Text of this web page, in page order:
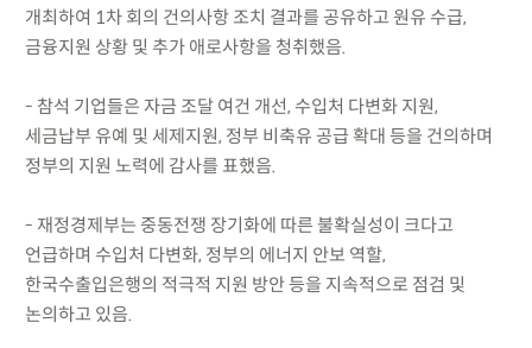
개최하여 1차 회의 건의사항 조치 결과를 공유하고 원유 수급,
금융지원 상황 및 추가 애로사항을 청취했음.
- 참석 기업들은 자금 조달 여건 개선, 수입처 다변화 지원,
세금납부 유예 및 세제지원, 정부 비축유 공급 확대 등을 건의하며
정부의 지원 노력에 감사를 표했음.
- 재정경제부는 중동전쟁 장기화에 따른 불확실성이 크다고
언급하며 수입처 다변화, 정부의 에너지 안보 역할,
한국수출입은행의 적극적 지원 방안 등을 지속적으로 점검 및
논의하고 있음.